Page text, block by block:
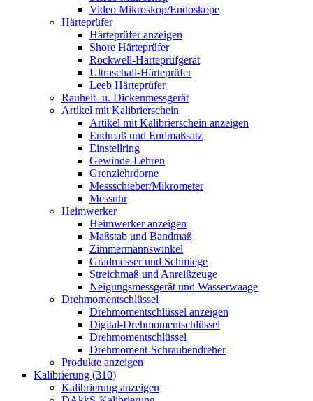
Video Mikroskop/Endoskope
Härteprüfer
Härteprüfer anzeigen
Shore Härteprüfer
Rockwell-Härteprüfgerät
Ultraschall-Härteprüfer
Leeb Härteprüfer
Rauheit- u. Dickenmessgerät
Artikel mit Kalibrierschein
Artikel mit Kalibrierschein anzeigen
Endmaß und Endmaßsatz
Einstellring
Gewinde-Lehren
Grenzlehrdorne
Messschieber/Mikrometer
Messuhr
Heimwerker
Heimwerker anzeigen
Maßstab und Bandmaß
Zimmermannswinkel
Gradmesser und Schmiege
Streichmaß und Anreißzeuge
Neigungsmessgerät und Wasserwaage
Drehmomentschlüssel
Drehmomentschlüssel anzeigen
Digital-Drehmomentschlüssel
Drehmomentschlüssel
Drehmoment-Schraubendreher
Produkte anzeigen
Kalibrierung (310)
Kalibrierung anzeigen